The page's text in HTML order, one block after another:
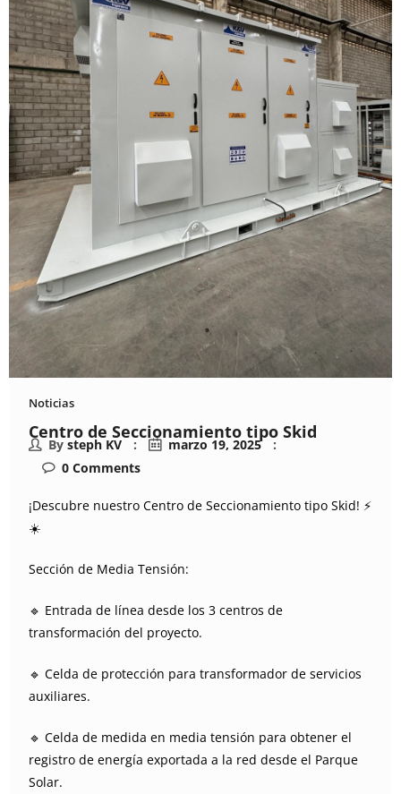
Noticias
Centro de Seccionamiento tipo Skid
By steph KV
marzo 19, 2025
0 Comments
¡Descubre nuestro Centro de Seccionamiento tipo Skid! ⚡️
☀️
Sección de Media Tensión:
🔹 Entrada de línea desde los 3 centros de
transformación del proyecto.
🔹 Celda de protección para transformador de servicios
auxiliares.
🔹 Celda de medida en media tensión para obtener el
registro de energía exportada a la red desde el Parque
Solar.